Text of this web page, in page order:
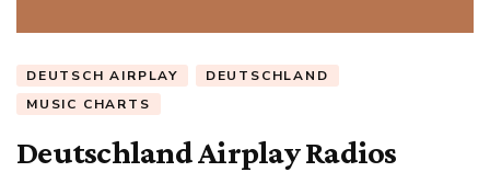
DEUTSCH AIRPLAY
DEUTSCHLAND
MUSIC CHARTS
Deutschland Airplay Radios